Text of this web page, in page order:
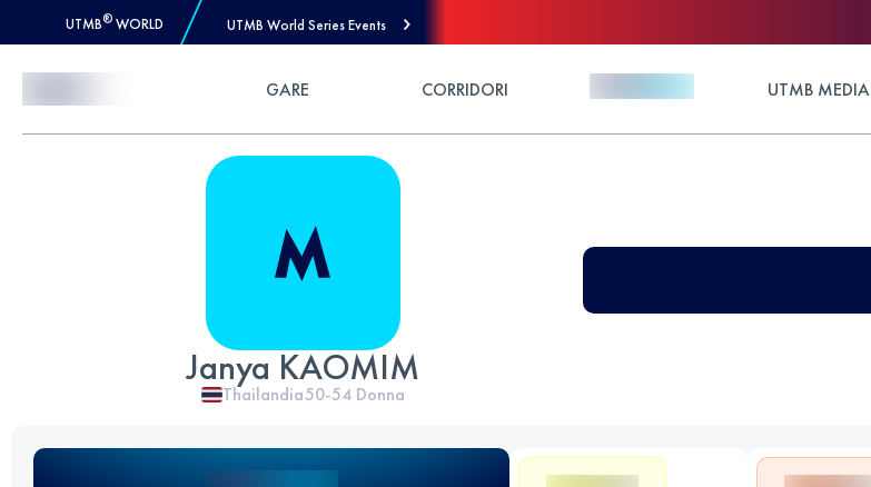
UTMB® WORLD UTMB World Series Events
GARE CORRIDORI UTMB MEDIA
Janya KAOMIM
Thailandia50-54 Donna